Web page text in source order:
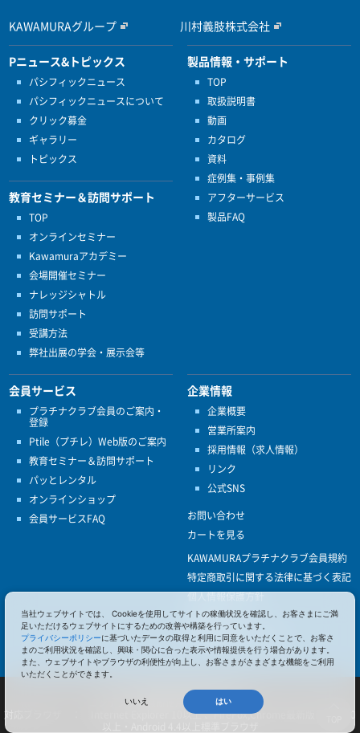
KAWAMURAグループ 川村義肢株式会社
Pニュース&トピックス
パシフィックニュース
パシフィックニュースについて
クリック募金
ギャラリー
トピックス
教育セミナー＆訪問サポート
TOP
オンラインセミナー
Kawamuraアカデミー
会場開催セミナー
ナレッジシャトル
訪問サポート
受講方法
弊社出展の学会・展示会等
製品情報・サポート
TOP
取扱説明書
動画
カタログ
資料
症例集・事例集
アフターサービス
製品FAQ
会員サービス
プラチナクラブ会員のご案内・
登録
Ptile（プチレ）Web版のご案内
教育セミナー＆訪問サポート
パッとレンタル
オンラインショップ
会員サービスFAQ
企業情報
企業概要
営業所案内
採用情報（求人情報）
リンク
公式SNS
お問い合わせ
カートを見る
KAWAMURAプラチナクラブ会員規約
特定商取引に関する法律に基づく表記
個人情報保護方針
ISO9001
健康経営優良法人認定
© 2017 Pacific Supply Co.,Ltd.
コンテンツの無断使用・転載を禁じます。
対応ブラウザ ： Internet Explorer 10以上 、FireFox,Chrome最新版 、iOS 10
当社ウェブサイトでは、 Cookieを使用してサイトの稼働状況を確認し、お客さまにご満
足いただけるウェブサイトにするための改善や構築を行っています。
プライバシーポリシーに基づいたデータの取得と利用に同意をいただくことで、お客さ
まのご利用状況を確認し、興味・関心に合った表示や情報提供を行う場合があります。
また、ウェブサイトやブラウザの利便性が向上し、お客さまがさまざまな機能をご利用
いただくことができます。
いいえ はい